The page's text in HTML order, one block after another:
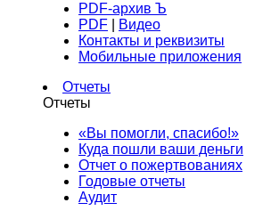
PDF-архив Ъ
PDF
Видео
Контакты и реквизиты
Мобильные приложения
Отчеты
Отчеты
«Вы помогли, спасибо!»
Куда пошли ваши деньги
Отчет о пожертвованиях
Годовые отчеты
Аудит